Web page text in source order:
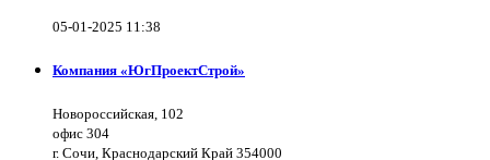
05-01-2025 11:38
Компания «ЮгПроектСтрой»
Новороссийская, 102
офис 304
г. Сочи, Краснодарский Край 354000